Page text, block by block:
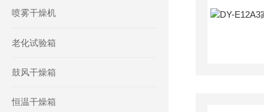
喷雾干燥机
老化试验箱
鼓风干燥箱
恒温干燥箱